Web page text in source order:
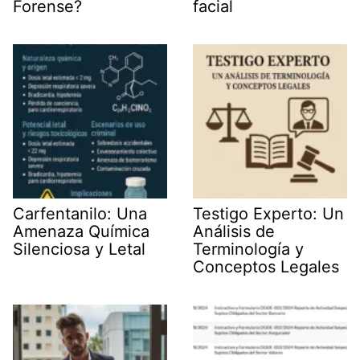
Forense?
facial
Carfentanilo: Una
Amenaza Química
Silenciosa y Letal
Testigo Experto: Un
Análisis de
Terminología y
Conceptos Legales